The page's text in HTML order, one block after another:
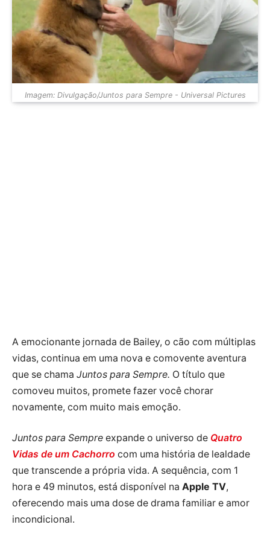
Imagem: Divulgação/Juntos para Sempre - Universal Pictures
A emocionante jornada de Bailey, o cão com múltiplas
vidas, continua em uma nova e comovente aventura
que se chama Juntos para Sempre. O título que
comoveu muitos, promete fazer você chorar
novamente, com muito mais emoção.
Juntos para Sempre expande o universo de Quatro
Vidas de um Cachorro com uma história de lealdade
que transcende a própria vida. A sequência, com 1
hora e 49 minutos, está disponível na Apple TV,
oferecendo mais uma dose de drama familiar e amor
incondicional.